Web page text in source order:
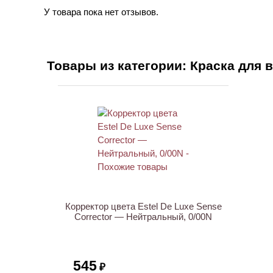
У товара пока нет отзывов.
Товары из категории: Краска для
Корректор цвета Estel De Luxe Sense
Corrector — Нейтральный, 0/00N
545 ₽